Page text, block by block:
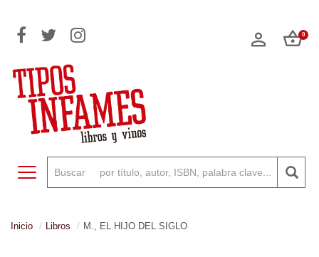
0
Toggle navigation
Inicio Libros M., EL HIJO DEL SIGLO